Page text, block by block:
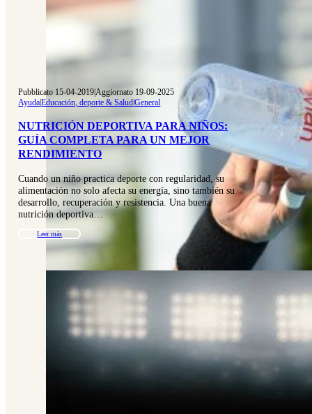
Pubblicato 15-04-2019|Aggiornato 19-09-2025
Ayuda|Educación, deporte & Salud|General
NUTRICIÓN DEPORTIVA PARA NIÑOS:
GUÍA COMPLETA PARA UN MEJOR
RENDIMIENTO
Cuando un niño practica deporte con regularidad, su
alimentación no solo afecta su energía, sino también su
desarrollo, recuperación y resistencia. Una buena
nutrición deportiva…
Leer más